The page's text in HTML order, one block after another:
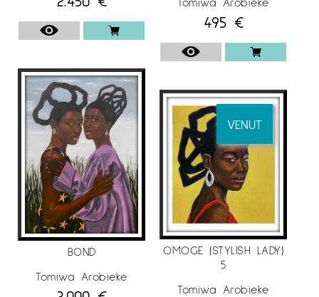
BOND
Tomiwa Arobieke
495 €
VENUT
OMOGE (STYLISH LADY)
5
Tomiwa Arobieke